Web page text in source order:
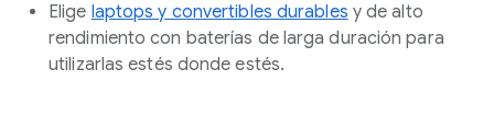
Elige laptops y convertibles durables y de alto
rendimiento con baterías de larga duración para
utilizarlas estés donde estés.